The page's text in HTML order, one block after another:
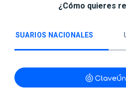
¿Cómo quieres
USUARIOS NACIONALES